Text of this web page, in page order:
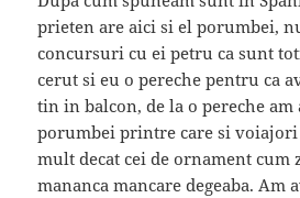
prieten are aici si el porumbei,
concursuri cu ei petru ca sunt
cerut si eu o pereche pentru ca
tin in balcon, de la o pereche
porumbei printre care si
mult decat cei de ornament cum
mananca mancare degeaba. Am